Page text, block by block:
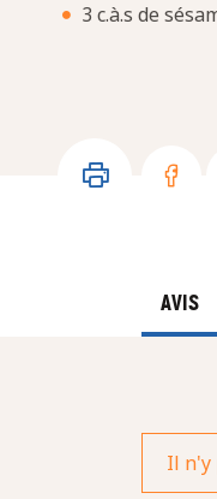
3 c.à.s de
AVIS
Il n'y